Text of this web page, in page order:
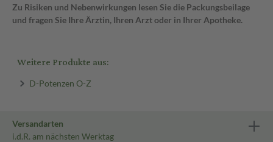
Zu Risiken und Nebenwirkungen lesen Sie die Packungsbeilage
und fragen Sie Ihre Ärztin, Ihren Arzt oder in Ihrer Apotheke.
Weitere Produkte aus:
D-Potenzen O-Z
Versandarten
i.d.R. am nächsten Werktag